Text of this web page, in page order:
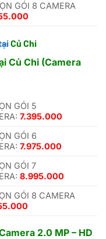
GÓI 8 CAMERA
Củ Chi
Củ Chi (Camera
GÓI 5
7.395.000
GÓI 6
7.975.000
GÓI 7
8.995.000
GÓI 8 CAMERA
2.0 MP – HD